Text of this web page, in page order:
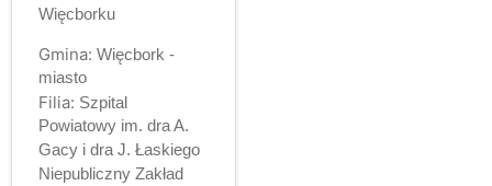
Więcborku
Gmina: Więcbork -
miasto
Filia: Szpital
Powiatowy im. dra A.
Gacy i dra J. Łaskiego
Niepubliczny Zakład